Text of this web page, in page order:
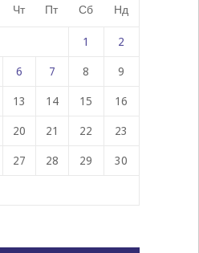
Чт Пт Сб Нд
1 2
6 7 8 9
13 14 15 16
20 21 22 23
27 28 29 30